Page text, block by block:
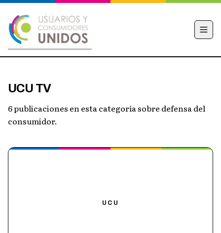
CAMPAÑA
NOTICIAS
EDUCACIÓN FINANCIERA
UCU TV
6 publicaciones en esta categoría sobre defensa del
consumidor.
UCU